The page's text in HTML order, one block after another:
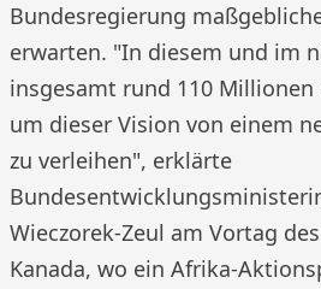
Bundesregierung
erwarten. "In diesem und im
insgesamt rund 110
um dieser Vision von einem
zu verleihen", erklärte
Wieczorek-Zeul am Vortag
Kanada, wo ein Afrika-